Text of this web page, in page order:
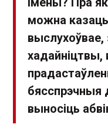
можна
выслухоўвае,
хадайніцтвы,
выносіць